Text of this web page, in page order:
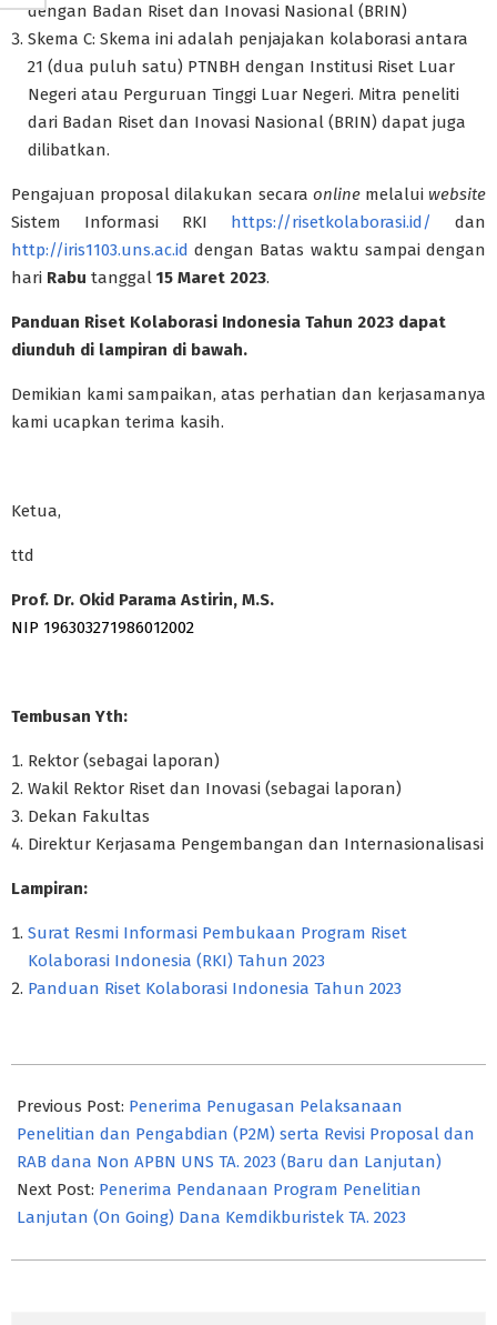
dengan Badan Riset dan Inovasi Nasional (BRIN)
Skema C: Skema ini adalah penjajakan kolaborasi antara
21 (dua puluh satu) PTNBH dengan Institusi Riset Luar
Negeri atau Perguruan Tinggi Luar Negeri. Mitra peneliti
dari Badan Riset dan Inovasi Nasional (BRIN) dapat juga
dilibatkan.
Pengajuan proposal dilakukan secara onlinemelalui website
Sistem Informasi RKI https://risetkolaborasi.id/
dan
http://iris1103.uns.ac.id dengan Batas waktu sampai dengan
hari Rabu tanggal 15 Maret 2023.
Panduan Riset Kolaborasi Indonesia Tahun 2023 dapat
diunduh di lampiran di bawah.
Demikian kami sampaikan, atas perhatian dan kerjasamanya
kami ucapkan terima kasih.
Ketua,
ttd
Prof. Dr. Okid Parama Astirin, M.S.
NIP 196303271986012002
Tembusan Yth:
Rektor (sebagai laporan)
Wakil Rektor Riset dan Inovasi (sebagai laporan)
Dekan Fakultas
Direktur Kerjasama Pengembangan dan Internasionalisasi
Lampiran:
Surat Resmi Informasi Pembukaan Program Riset
Kolaborasi Indonesia (RKI) Tahun 2023
Panduan Riset Kolaborasi Indonesia Tahun 2023
03-
07
Previous Post: Penerima Penugasan Pelaksanaan
Penelitian dan Pengabdian (P2M) serta Revisi Proposal dan
RAB dana Non APBN UNS TA. 2023 (Baru dan Lanjutan)
Next Post: Penerima Pendanaan Program Penelitian
Lanjutan (On Going) Dana Kemdikburistek TA. 2023